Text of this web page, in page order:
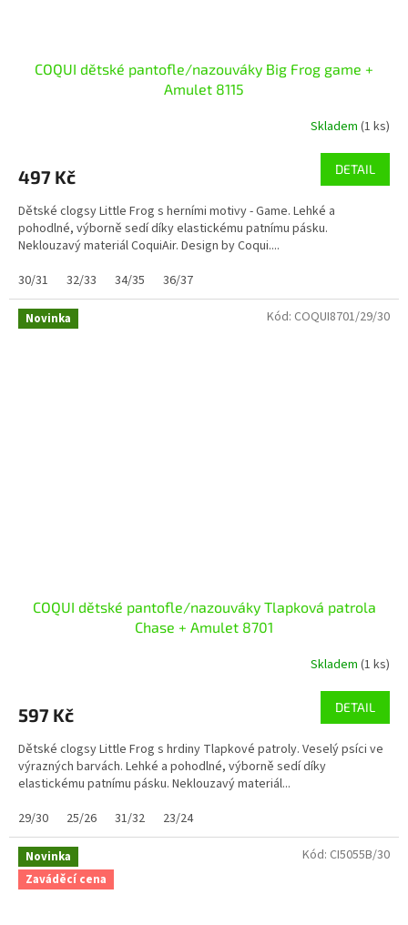
COQUI dětské pantofle/nazouváky Big Frog game +
Amulet 8115
Skladem (1 ks)
497 Kč DETAIL
Dětské clogsy Little Frog s herními motivy - Game. Lehké a
pohodlné, výborně sedí díky elastickému patnímu pásku.
Neklouzavý materiál CoquiAir. Design by Coqui....
30/31
32/33 34/35 36/37
Novinka
COQUI dětské pantofle/nazouváky Tlapková patrola
Chase + Amulet 8701
Skladem (1 ks)
597 Kč DETAIL
Dětské clogsy Little Frog s hrdiny Tlapkové patroly. Veselý psíci ve
výrazných barvách. Lehké a pohodlné, výborně sedí díky
elastickému patnímu pásku. Neklouzavý materiál...
29/30
25/26 31/32 23/24
Kód: COQUI8701/29/30
Novinka
Zaváděcí cena
Kód: CI5055B/30